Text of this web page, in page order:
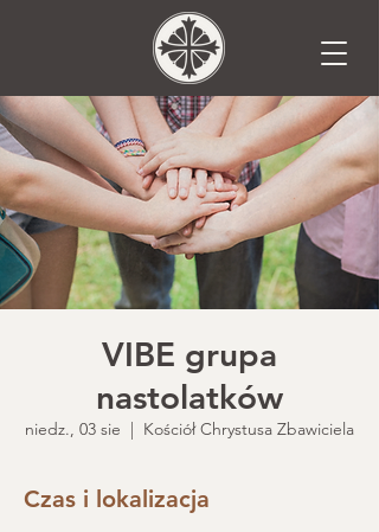
VIBE grupa
nastolatków
niedz., 03 sie
  |
Kościół Chrystusa Zbawiciela
Czas i lokalizacja